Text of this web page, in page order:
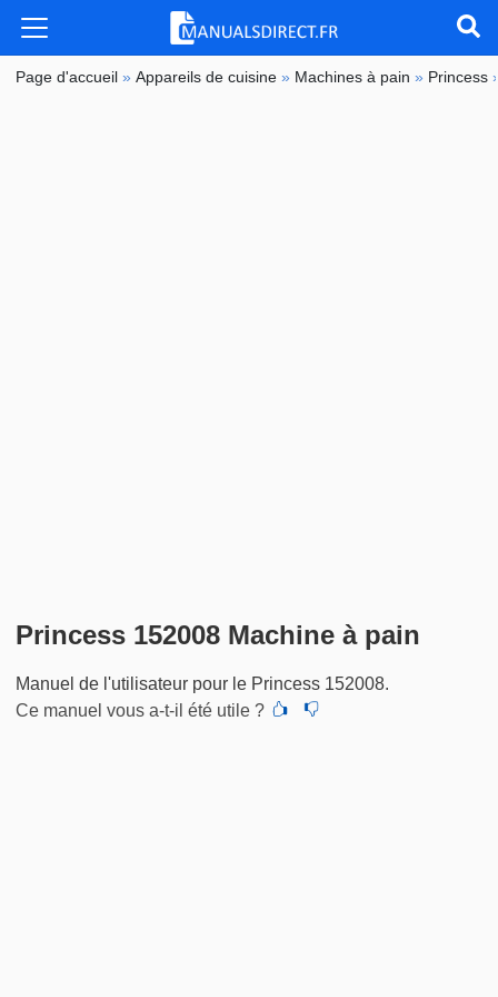
Page d'accueil »Appareils de cuisine » Machines à pain » Princess
Princess 152008 Machine à pain
Manuel de l'utilisateur pour le Princess 152008.
Ce manuel vous a-t-il été utile ?